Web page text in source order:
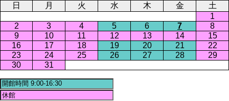
日 月 火 水 木 金
土
1
2
3 4 5 6 7
8
9
10 11 12 13 14
15
16
17 18 19 20 21
22
23
24 25 26 27 28
29
30
31